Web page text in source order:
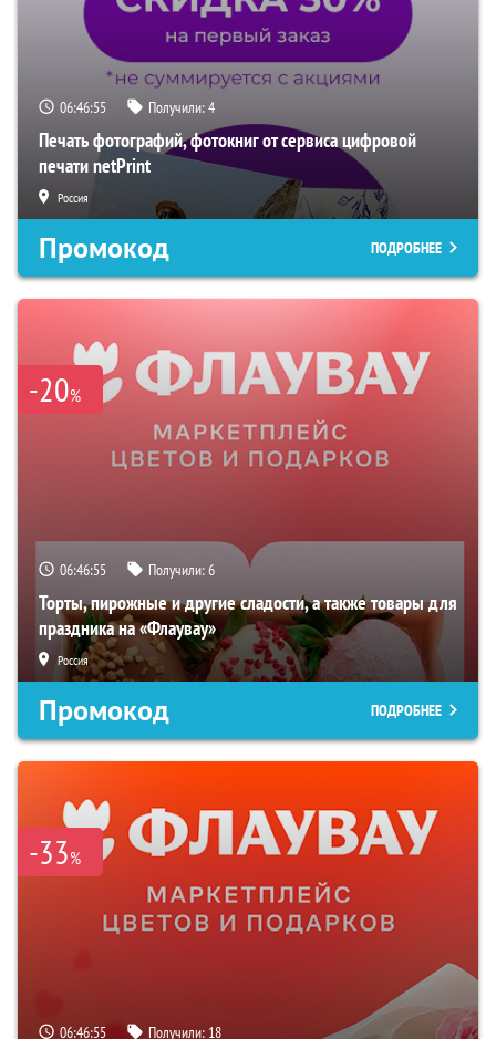
06:46:54 Получили:4
Печать фотографий, фотокниг от сервиса цифровой
печати netPrint
Россия
Промокод ПОДРОБНЕЕ
-20%
06:46:54 Получили:6
Торты, пирожные и другие сладости, а также товары для
праздника на «Флаувау»
Россия
Промокод ПОДРОБНЕЕ
-33%
06:46:54 Получили: 18